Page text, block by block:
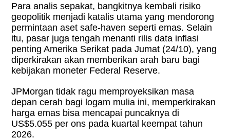
Para analis sepakat, bangkitnya kembali risiko
geopolitik menjadi katalis utama yang mendorong
permintaan aset safe-haven seperti emas. Selain
itu, pasar juga tengah menanti rilis data inflasi
penting Amerika Serikat pada Jumat (24/10), yang
diperkirakan akan memberikan arah baru bagi
kebijakan moneter Federal Reserve.
JPMorgan tidak ragu memproyeksikan masa
depan cerah bagi logam mulia ini, memperkirakan
harga emas bisa mencapai puncaknya di
US$5.055 per ons pada kuartal keempat tahun
2026.